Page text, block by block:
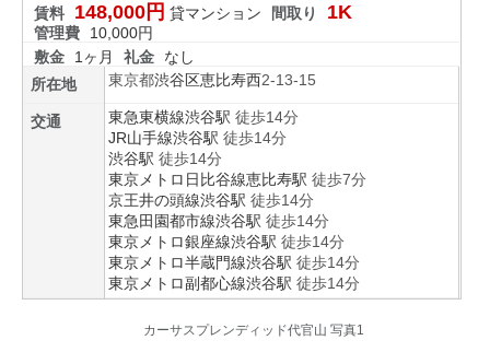
賃料
148,000円 貸マンション 間取り 1K
管理費
10,000円
敷金
1ヶ月 礼金
なし
所在地
東京都渋谷区恵比寿西2-13-15
交通 東急東横線渋谷駅 徒歩14分
JR山手線渋谷駅 徒歩14分
渋谷駅 徒歩14分
東京メトロ日比谷線恵比寿駅 徒歩7分
京王井の頭線渋谷駅 徒歩14分
東急田園都市線渋谷駅 徒歩14分
東京メトロ銀座線渋谷駅 徒歩14分
東京メトロ半蔵門線渋谷駅 徒歩14分
東京メトロ副都心線渋谷駅 徒歩14分